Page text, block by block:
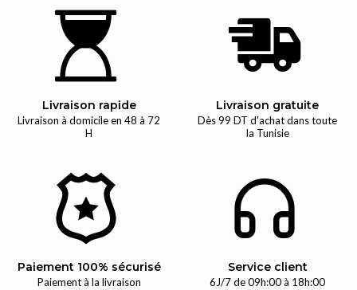
Livraison rapide
Livraison à domicile en 48 à 72
H
Livraison gratuite
Dès 99 DT d'achat dans toute
la Tunisie
Paiement 100% sécurisé
Paiement à la livraison
Service client
6J/7 de 09h:00 à 18h:00